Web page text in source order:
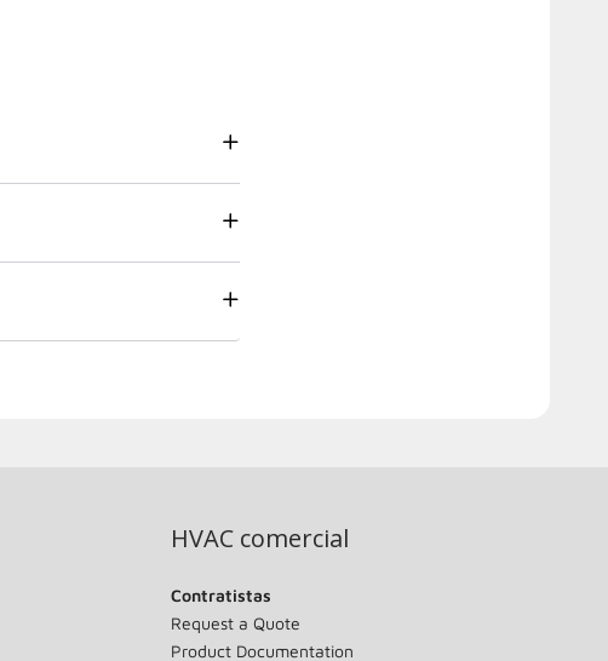
HVAC comercial
Contratistas
Request a Quote
Product Documentation